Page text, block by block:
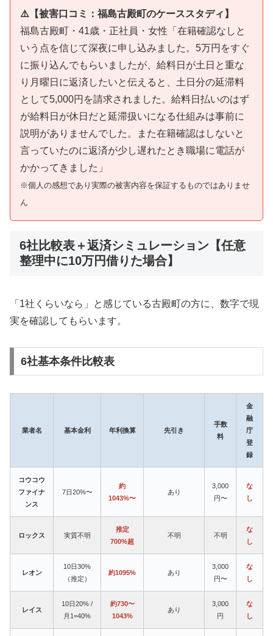
⚠️【被害口コミ：福島古殿町のケーススタディ】
福島古殿町・41歳・正社員・女性「在籍確認なしと
いう点を信じて深夜に申し込みました。5万円をすぐ
に振り込んでもらいましたが、給料日が土日と重な
り月曜日に返済したいと伝えると、土日分の延滞料
として5,000円を請求されました。給料日払いのはず
が給料日が休日だと延滞扱いになる仕組みは事前に
説明がありませんでした。また在籍確認はしないと
言っていたのに返済が少し遅れたとき職場に電話が
かかってきました」
※個人の感想であり実際の被害内容を保証するものではありませ
ん
6社比較表＋返済シミュレーション【任意
整理中に10万円借りた場合】
「1社くらいなら」と感じている古殿町の方に、数字で現
実を確認してもらいます。
6社基本条件比較表
業者名 基本金利 年利換算 先引き
手数
料
金
融
庁
登
録
コウコウ
ファイナ
ンス
7日20%〜
約
1043%〜
あり
3,000
円〜
な
し
ロックス 実質不明
推定
700%超
不明 不明
な
し
レオン
10日30%
（推定）
約1095% あり
3,000
円〜
な
し
レイス
10日20% /
月1=40%
約730〜
1043%
あり
3,000
円
な
し